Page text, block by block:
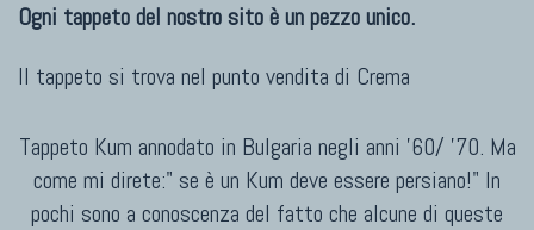
Ogni tappeto del nostro sito è un pezzo unico.
Il tappeto si trova nel punto vendita di Crema
Tappeto Kum annodato in Bulgaria negli anni '60/ '70. Ma
come mi direte:" se è un Kum deve essere persiano!" In
pochi sono a conoscenza del fatto che alcune di queste